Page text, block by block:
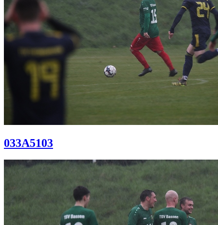
033A5103